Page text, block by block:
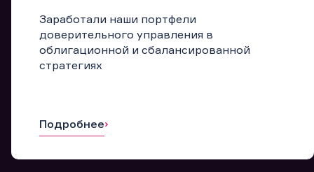
Заработали наши портфели
доверительного управления в
облигационной и сбалансированной
стратегиях
Подробнее